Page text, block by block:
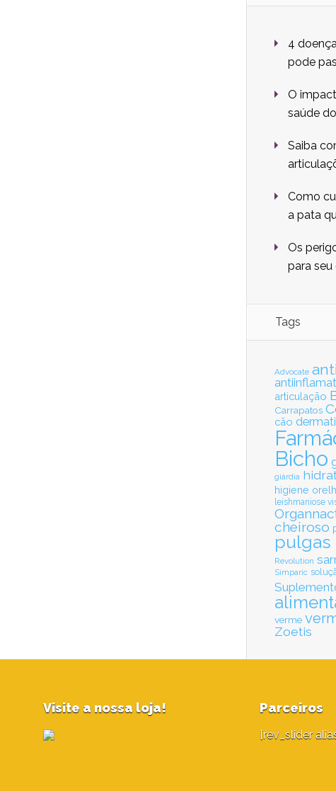
4
pode
O
saúde
Saiba
Como
a pata
Os
para seu
Tags
Advocate
articulação
Carrapatos
cão
Bicho
giárdia
higiene
leishmaniose
cheiroso
pulgas
Revolution
Simparic
verme
Zoetis
Visite a nossa loja! Parceiros
[rev_slider